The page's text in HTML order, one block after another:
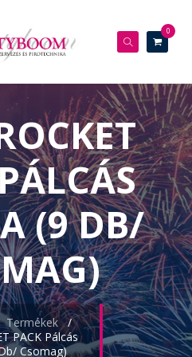
0
(9 DB/
Termékek/
PACK Pálcás
Csomag)